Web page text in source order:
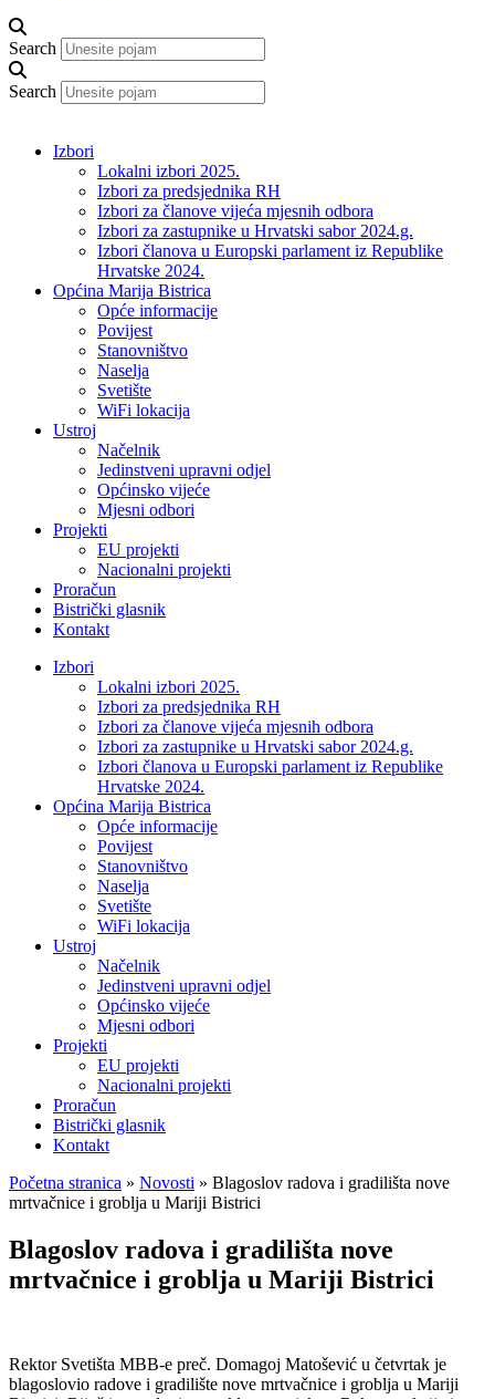
Search
Search
Izbori
Lokalni izbori 2025.
Izbori za predsjednika RH
Izbori za članove vijeća mjesnih odbora
Izbori za zastupnike u Hrvatski sabor 2024.g.
Izbori članova u Europski parlament iz Republike
Hrvatske 2024.
Općina Marija Bistrica
Opće informacije
Povijest
Stanovništvo
Naselja
Svetište
WiFi lokacija
Ustroj
Načelnik
Jedinstveni upravni odjel
Općinsko vijeće
Mjesni odbori
Projekti
EU projekti
Nacionalni projekti
Proračun
Bistrički glasnik
Kontakt
Izbori
Lokalni izbori 2025.
Izbori za predsjednika RH
Izbori za članove vijeća mjesnih odbora
Izbori za zastupnike u Hrvatski sabor 2024.g.
Izbori članova u Europski parlament iz Republike
Hrvatske 2024.
Općina Marija Bistrica
Opće informacije
Povijest
Stanovništvo
Naselja
Svetište
WiFi lokacija
Ustroj
Načelnik
Jedinstveni upravni odjel
Općinsko vijeće
Mjesni odbori
Projekti
EU projekti
Nacionalni projekti
Proračun
Bistrički glasnik
Kontakt
Početna stranica » Novosti » Blagoslov radova i gradilišta nove
mrtvačnice i groblja u Mariji Bistrici
Blagoslov radova i gradilišta nove
mrtvačnice i groblja u Mariji Bistrici
Rektor Svetišta MBB-e preč. Domagoj Matošević u četvrtak je
blagoslovio radove i gradilište nove mrtvačnice i groblja u Mariji